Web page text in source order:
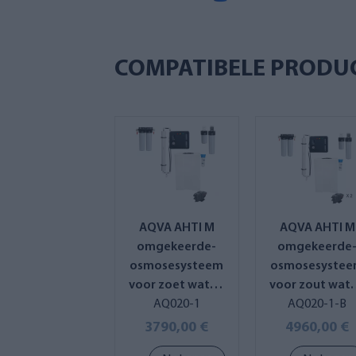
COMPATIBELE
AQVA AHTI M
omgekeerde-
osmosesysteem
voor zoet water,
capaciteit tot
150 L/u
AQ020-1
3790,00 €
AQVA AHTI M
omgekeerde-
voor zout
capaciteit 50–
100 L/u
AQ020-1-B
4960,00 €